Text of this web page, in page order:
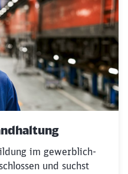
im gewerblich-
und suchst